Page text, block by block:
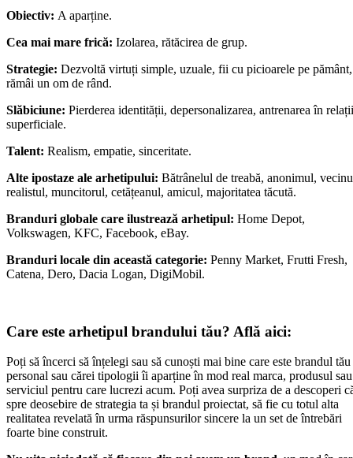
Obiectiv: A aparține.
Cea mai mare frică: Izolarea, rătăcirea de grup.
Strategie: Dezvoltă virtuți simple, uzuale, fii cu picioarele pe pământ,
rămâi un om de rând.
Slăbiciune: Pierderea identității, depersonalizarea, antrenarea în relații
superficiale.
Talent: Realism, empatie, sinceritate.
Alte ipostaze ale arhetipului: Bătrânelul de treabă, anonimul,
realistul, muncitorul, cetățeanul, amicul, majoritatea tăcută.
Branduri globale care ilustrează arhetipul: Home Depot,
Volkswagen, KFC, Facebook, eBay.
Branduri locale din această categorie: Penny Market, Frutti Fresh,
Catena, Dero, Dacia Logan, DigiMobil.
Care este arhetipul brandului tău? Află aici:
Poți să încerci să înțelegi sau să cunoști mai bine care este brandul tău
personal sau cărei tipologii îi aparține în mod real marca, produsul sau
serviciul pentru care lucrezi acum. Poți avea surpriza de a descoperi
spre deosebire de strategia ta și brandul proiectat, să fie cu totul alta
realitatea revelată în urma răspunsurilor sincere la un set de întrebări
foarte bine construit.